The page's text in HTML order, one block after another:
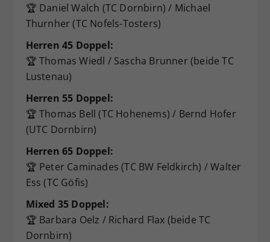
🏆 Daniel Walch (TC Dornbirn) / Michael
Thurnher (TC Nofels-Tosters)
Herren 45 Doppel:
🏆 Thomas Wiedl / Sascha Brunner (beide TC
Lustenau)
Herren 55 Doppel:
🏆 Thomas Bell (TC Hohenems) / Bernd Hofer
(UTC Dornbirn)
Herren 65 Doppel:
🏆 Peter Caminades (TC BW Feldkirch) / Walter
Ess (TC Göfis)
Mixed 35 Doppel:
🏆 Barbara Oelz / Richard Flax (beide TC
Dornbirn)